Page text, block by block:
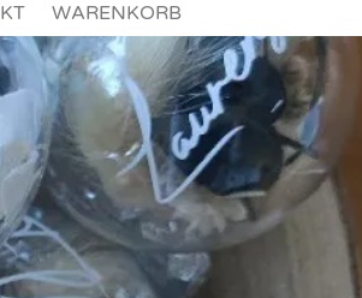
WARENKORB